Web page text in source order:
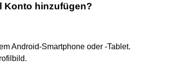
Konto hinzufügen?
Android-Smartphone oder ‑Tablet.